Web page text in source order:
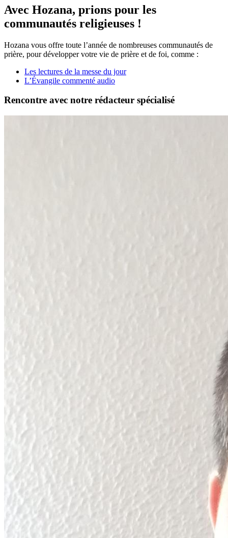
Avec Hozana, prions pour les
communautés religieuses !
Hozana vous offre toute l’année de nombreuses communautés de
prière, pour développer votre vie de prière et de foi, comme :
Les lectures de la messe du jour
L’Évangile commenté audio
Rencontre avec notre rédacteur spécialisé